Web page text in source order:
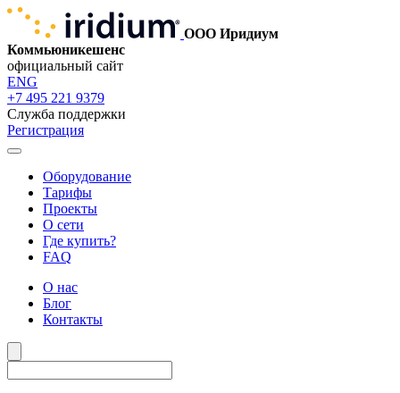
ООО Иридиум
Коммьюникешенс
официальный сайт
ENG
+7 495 221 9379
Служба поддержки
Регистрация
Оборудование
Тарифы
Проекты
О сети
Где купить?
FAQ
О нас
Блог
Контакты